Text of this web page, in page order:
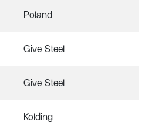
Poland
Give Steel
Give Steel
Kolding